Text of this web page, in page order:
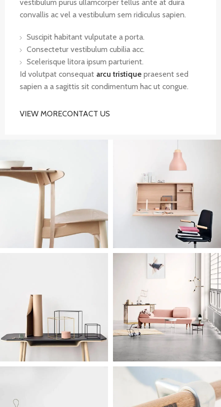
vestibulum purus ullamcorper tellus ante at duira
convallis ac vel a vestibulum sem ridiculus sapien.
Suscipit habitant vulputate a porta.
Consectetur vestibulum cubilia acc.
Scelerisque litora ipsum parturient.
Id volutpat consequat arcu tristique praesent sed
sapien a a sagittis sit condimentum hac ut congue.
VIEW MORECONTACT US